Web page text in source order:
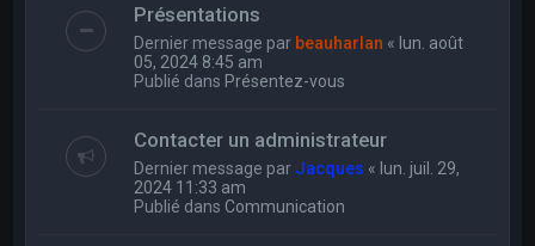
Présentations
Dernier message par beauharlan « lun. août
05, 2024 8:45 am
Publié dans Présentez-vous
Contacter un administrateur
Dernier message par Jacques « lun. juil. 29,
2024 11:33 am
Publié dans Communication